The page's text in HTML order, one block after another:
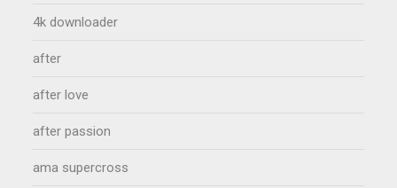
4k downloader
after
after love
after passion
ama supercross